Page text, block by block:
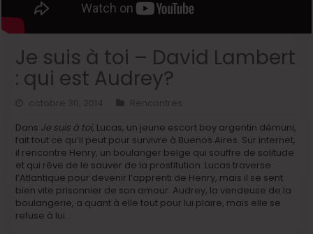
Je suis à toi – David Lambert
: qui est Audrey?
octobre 30, 2014
Rencontres
Dans Je suis à toi, Lucas, un jeune escort boy argentin démuni,
fait tout ce qu’il peut pour survivre à Buenos Aires. Sur internet,
il rencontre Henry, un boulanger belge qui souffre de solitude
et qui rêve de le sauver de la prostitution. Lucas traverse
l’Atlantique pour devenir l’apprenti de Henry, mais il se sent
bien vite prisonnier de son amour. Audrey, la vendeuse de la
boulangerie, a quant à elle tout pour lui plaire, mais elle se
refuse à lui…